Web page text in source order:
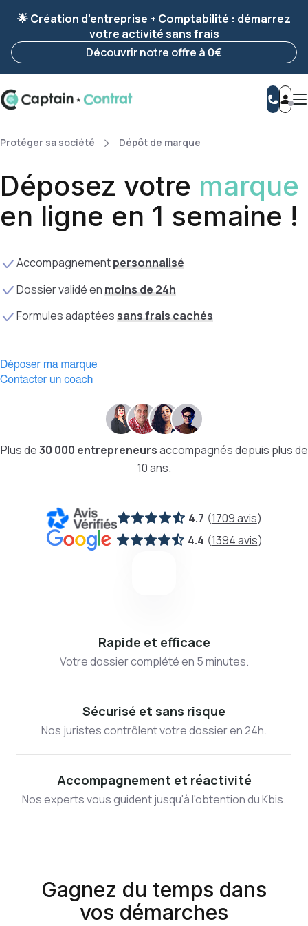
enregistrée 🚀
Reprendre ma démarche
🌟 Création d’entreprise + Comptabilité : démarrez
votre activité sans frais
Découvrir notre offre à 0€
Protéger sa société Dépôt de marque
Déposez votre marque
en ligne en 1 semaine !
Accompagnementpersonnalisé
Dossier validé enmoins de 24h
Formules adaptéessans frais cachés
Plus de30 000 entrepreneursaccompagnés depuis plus de
10 ans.
4.7 (1709 avis)
4.4 (1394 avis)
Rapide et efficace
Votre dossier complété en 5 minutes.
Sécurisé et sans risque
Nos juristes contrôlent votre dossier en 24h.
Accompagnement et réactivité
Nos experts vous guident jusqu'à l'obtention du Kbis.
Gagnez du temps dans
vos démarches